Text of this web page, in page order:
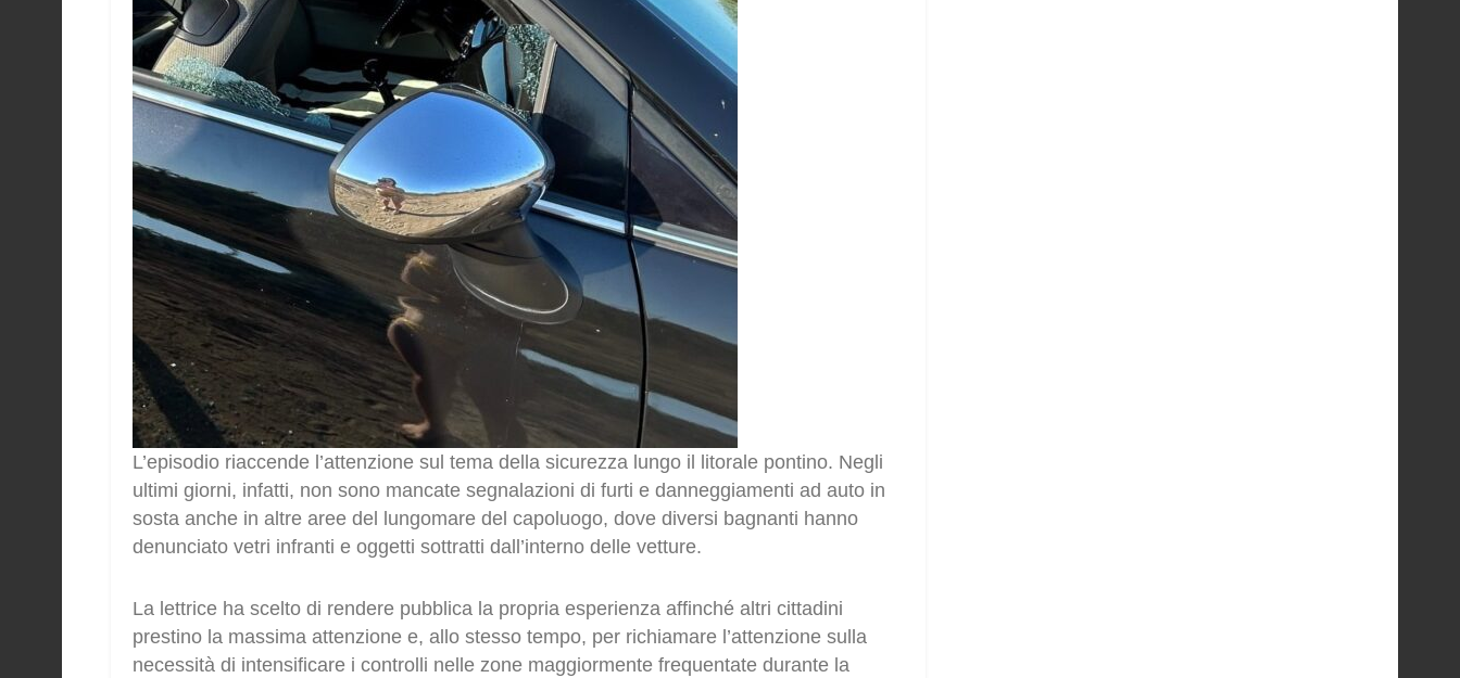
L’episodio riaccende l’attenzione sul tema della sicurezza lungo il litorale pontino. Negli
ultimi giorni, infatti, non sono mancate segnalazioni di furti e danneggiamenti ad auto in
sosta anche in altre aree del lungomare del capoluogo, dove diversi bagnanti hanno
denunciato vetri infranti e oggetti sottratti dall’interno delle vetture.
La lettrice ha scelto di rendere pubblica la propria esperienza affinché altri cittadini
prestino la massima attenzione e, allo stesso tempo, per richiamare l’attenzione sulla
necessità di intensificare i controlli nelle zone maggiormente frequentate durante la